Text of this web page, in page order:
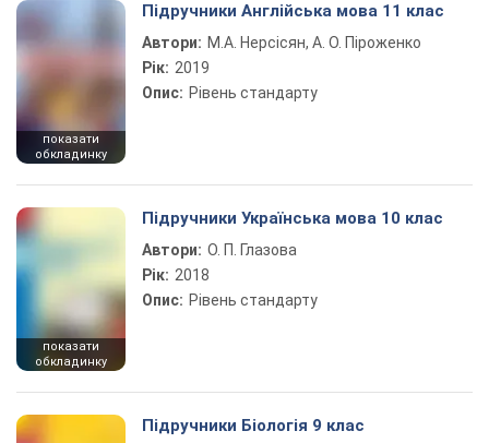
показати
обкладинку
Підручники Англійська мова 11 клас
Автори: М.А. Нерсісян, А. О. Піроженко
Рік: 2019
Опис: Рівень стандарту
показати
обкладинку
Підручники Українська мова 10 клас
Автори: О. П. Глазова
Рік: 2018
Опис: Рівень стандарту
Підручники Біологія 9 клас